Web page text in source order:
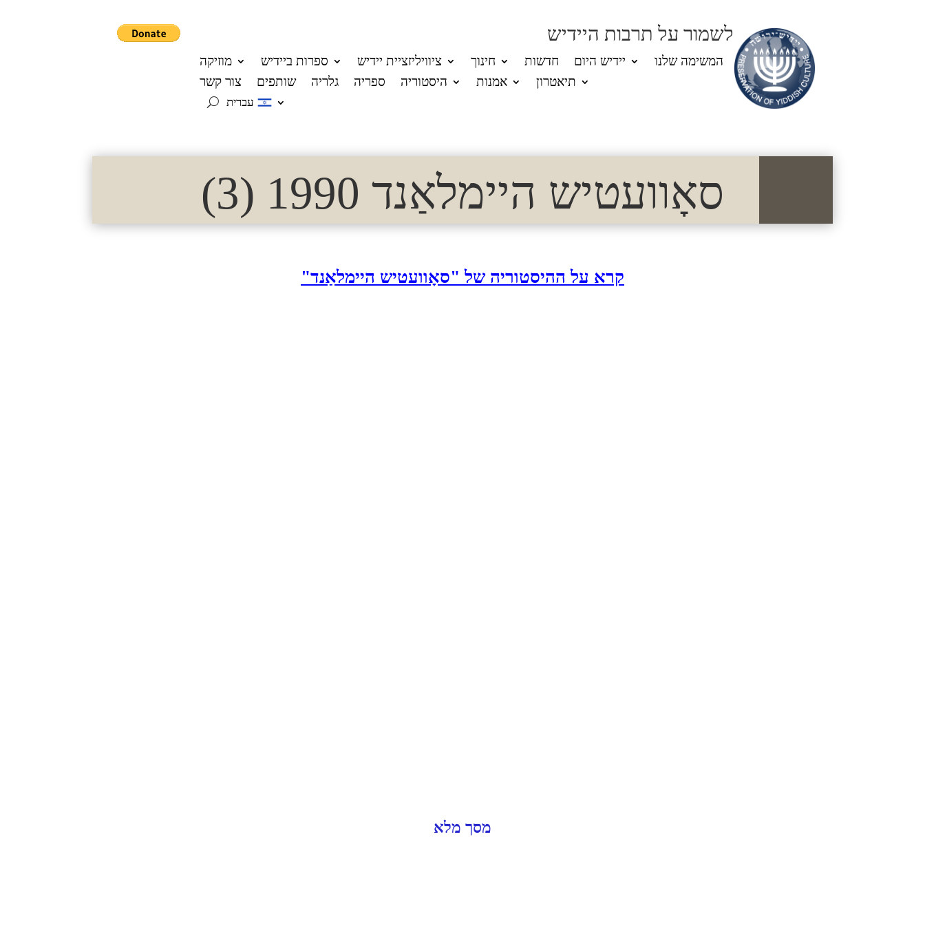
לשמור על תרבות היידיש
המשימה שלנו יידיש היום חדשות חינוך ציוויליזציית יידיש ספרות ביידיש
מוזיקה
תיאטרון
אמנות היסטוריה ספריה גלריה שותפים צור קשר
עברית
סאָוועטיש היימלאַנד 1990 (3)
קרא על ההיסטוריה של "סאָוועטיש היימלאַנד"
מסך מלא